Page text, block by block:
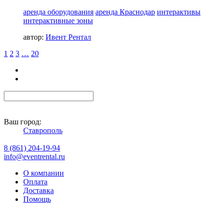
аренда оборудования аренда Краснодар интерактивы
интерактивные зоны
автор: Ивент Рентал
1 2 3 … 20
Ваш город:
Ставрополь
8 (861) 204-19-94
info@eventrental.ru
О компании
Оплата
Доставка
Помощь